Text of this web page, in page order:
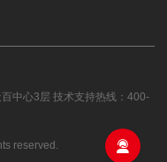
中心3层 技术支持热线：400-
reserved.